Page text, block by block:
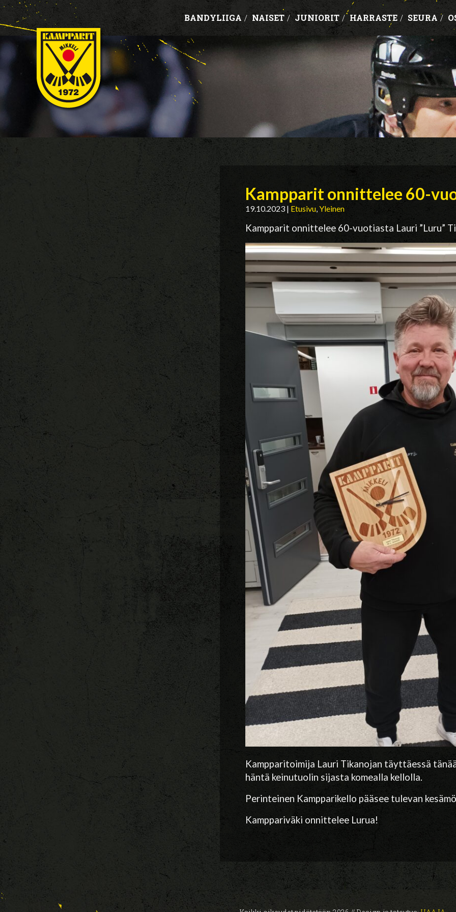
BANDYLIIGA / NAISET / JUNIORIT / HARRASTE / SEURA /
Kampparit onnittelee 60-
19.10.2023| Etusivu,Yleinen
Kampparit onnittelee 60-vuotiasta Lauri ”Luru”
Kampparitoimija Lauri Tikanojan täyttäessä
häntä keinutuolin sijasta komealla kellolla.
Perinteinen Kampparikello pääsee tulevan
Kamppariväki onnittelee Lurua!